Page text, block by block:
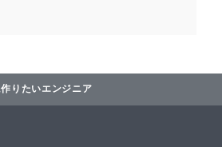
りたいエンジニア